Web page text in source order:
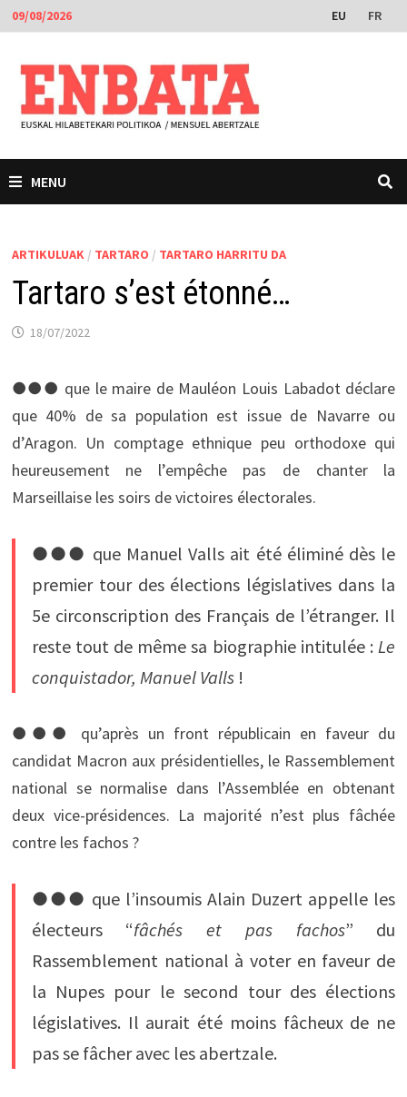
Skip
to
content
09/08/2026 EU FR
MENU
ARTIKULUAK / TARTARO / TARTARO HARRITU DA
Tartaro s’est étonné…
18/07/2022
●●● que le maire de Mauléon Louis Labadot déclare
que 40% de sa population est issue de Navarre ou
d’Aragon. Un comptage ethnique peu orthodoxe qui
heureusement ne l’empêche pas de chanter la
Marseillaise les soirs de victoires électorales.
●●● que Manuel Valls ait été éliminé dès le
premier tour des élections législatives dans la
5e circonscription des Français de l’étranger. Il
reste tout de même sa biographie intitulée : Le
conquistador, Manuel Valls!
●●● qu’après un front républicain en faveur du
candidat Macron aux présidentielles, le Rassemblement
national se normalise dans l’Assemblée en obtenant
deux vice-présidences. La majorité n’est plus fâchée
contre les fachos ?
●●● que l’insoumis Alain Duzert appelle les
électeurs “fâchés et pas fachos” du
Rassemblement national à voter en faveur de
la Nupes pour le second tour des élections
législatives. Il aurait été moins fâcheux de ne
pas se fâcher avec les abertzale.